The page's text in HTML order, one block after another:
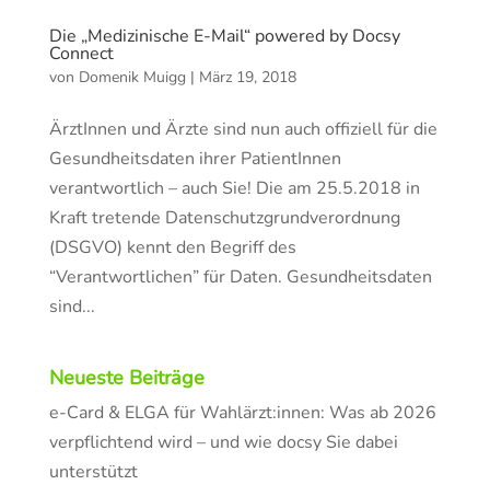
Die „Medizinische E-Mail“ powered by Docsy
Connect
von Domenik Muigg | März 19, 2018
ÄrztInnen und Ärzte sind nun auch offiziell für die
Gesundheitsdaten ihrer PatientInnen
verantwortlich – auch Sie! Die am 25.5.2018 in
Kraft tretende Datenschutzgrundverordnung
(DSGVO) kennt den Begriff des
“Verantwortlichen” für Daten. Gesundheitsdaten
sind...
Neueste Beiträge
e-Card & ELGA für Wahlärzt:innen: Was ab 2026
verpflichtend wird – und wie docsy Sie dabei
unterstützt